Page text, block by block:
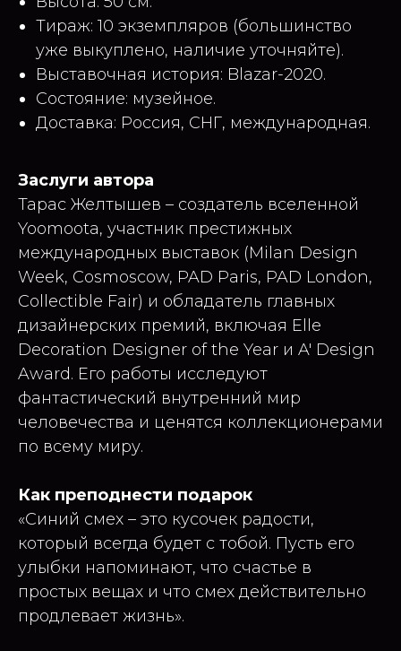
Тираж: 10 экземпляров (большинство
уже выкуплено, наличие уточняйте).
Выставочная история: Blazar-2020.
Состояние: музейное.
Доставка: Россия, СНГ, международная.
Заслуги автора
Тарас Желтышев – создатель вселенной
Yoomoota, участник престижных
международных выставок (Milan Design
Week, Cosmoscow, PAD Paris, PAD London,
Collectible Fair) и обладатель главных
дизайнерских премий, включая Elle
Decoration Designer of the Year и A' Design
Award. Его работы исследуют
фантастический внутренний мир
человечества и ценятся коллекционерами
по всему миру.
Как преподнести подарок
«Синий смех – это кусочек радости,
который всегда будет с тобой. Пусть его
улыбки напоминают, что счастье в
простых вещах и что смех действительно
продлевает жизнь».